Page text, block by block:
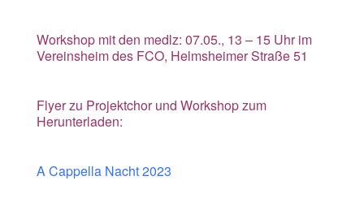
Workshop mit den medlz: 07.05., 13 – 15 Uhr im
Vereinsheim des FCO, Helmsheimer Straße 51
Flyer zu Projektchor und Workshop zum
Herunterladen:
A Cappella Nacht 2023